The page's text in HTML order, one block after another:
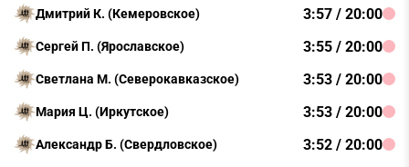
Дмитрий К. (Кемеровское) 3:57 / 20:00
Сергей П. (Ярославское) 3:55 / 20:00
Светлана М. (Северокавказское) 3:53 / 20:00
Мария Ц. (Иркутское) 3:53 / 20:00
Александр Б. (Свердловское) 3:52 / 20:00